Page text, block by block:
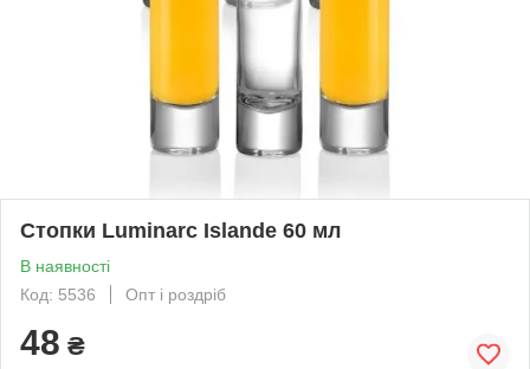
Стопки Luminarc Islande 60 мл
В наявності
Код: 5536
Опт і роздріб
48 ₴